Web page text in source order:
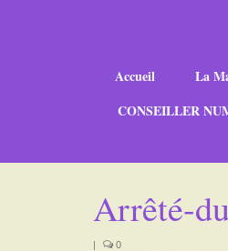
Accueil La
CONSEILLER
Arrêté-
| 0